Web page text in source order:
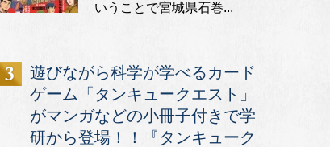
いうことで宮城県石巻...
遊びながら科学が学べるカード
ゲーム「タンキュークエスト」
がマンガなどの小冊子付きで学
研から登場！！『タンキューク